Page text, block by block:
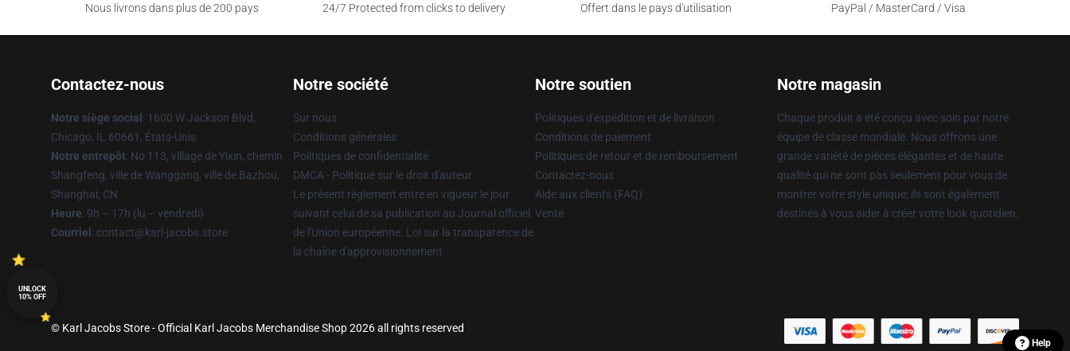
Nous livrons dans plus de 200 pays
24/7 Protected from clicks to delivery
Offert dans le pays d'utilisation
PayPal / MasterCard / Visa
Contactez-nous
Notre siège social : 1600 W Jackson Blvd,
Chicago, IL 60661, États-Unis
Notre entrepôt: No 113, village de Yixin, chemin
Shangfeng, ville de Wanggang, ville de Bazhou,
Shanghai, CN
Heure: 9h – 17h (lu – vendredi)
Courriel : contact@karl-jacobs.store
Notre société
Sur nous
Conditions générales
Politiques de confidentialité
DMCA - Politique sur le droit d'auteur
Le présent règlement entre en vigueur le jour
suivant celui de sa publication au Journal officiel
de l'Union européenne. Loi sur la transparence de
la chaîne d'approvisionnement
Notre soutien
Politiques d'expédition et de livraison
Conditions de paiement
Politiques de retour et de remboursement
Contactez-nous
Aide aux clients (FAQ)
Vente
Notre magasin
Chaque produit a été conçu avec soin par notre
équipe de classe mondiale. Nous offrons une
grande variété de pièces élégantes et de haute
qualité qui ne sont pas seulement pour vous de
montrer votre style unique; ils sont également
destinés à vous aider à créer votre look quotidien.
© Karl Jacobs Store - Official Karl Jacobs Merchandise Shop 2026 all rights reserved
Help
UNLOCK
10% OFF